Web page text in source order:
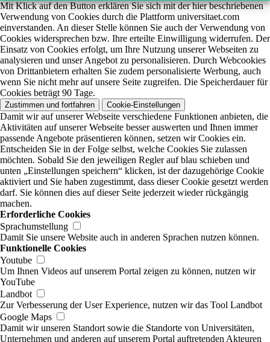
Mit Klick auf den Button erklären Sie sich mit der hier beschriebenen
Verwendung von Cookies durch die Plattform universitaet.com
einverstanden. An dieser Stelle können Sie auch der Verwendung von
Cookies widersprechen bzw. Ihre erteilte Einwilligung widerrufen. Der
Einsatz von Cookies erfolgt, um Ihre Nutzung unserer Webseiten zu
analysieren und unser Angebot zu personalisieren. Durch Webcookies
von Drittanbietern erhalten Sie zudem personalisierte Werbung, auch
wenn Sie nicht mehr auf unsere Seite zugreifen. Die Speicherdauer für
Cookies beträgt 90 Tage.
Zustimmen und fortfahren Cookie-Einstellungen
Damit wir auf unserer Webseite verschiedene Funktionen anbieten, die
Aktivitäten auf unserer Webseite besser auswerten und Ihnen immer
passende Angebote präsentieren können, setzen wir Cookies ein.
Entscheiden Sie in der Folge selbst, welche Cookies Sie zulassen
möchten. Sobald Sie den jeweiligen Regler auf blau schieben und
unten „Einstellungen speichern“ klicken, ist der dazugehörige Cookie
aktiviert und Sie haben zugestimmt, dass dieser Cookie gesetzt werden
darf. Sie können dies auf dieser Seite jederzeit wieder rückgängig
machen.
Erforderliche Cookies
Sprachumstellung
Damit Sie unsere Website auch in anderen Sprachen nutzen können.
Funktionelle Cookies
Youtube
Um Ihnen Videos auf unserem Portal zeigen zu können, nutzen wir
YouTube
Landbot
Zur Verbesserung der User Experience, nutzen wir das Tool Landbot
Google Maps
Damit wir unseren Standort sowie die Standorte von Universitäten,
Unternehmen und anderen auf unserem Portal auftretenden Akteuren